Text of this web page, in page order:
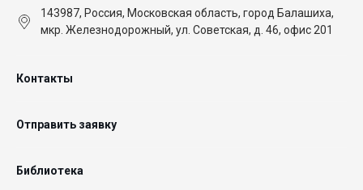
143987, Россия, Московская область, город Балашиха,
мкр. Железнодорожный, ул. Советская, д. 46, офис 201
Контакты
Отправить заявку
Библиотека